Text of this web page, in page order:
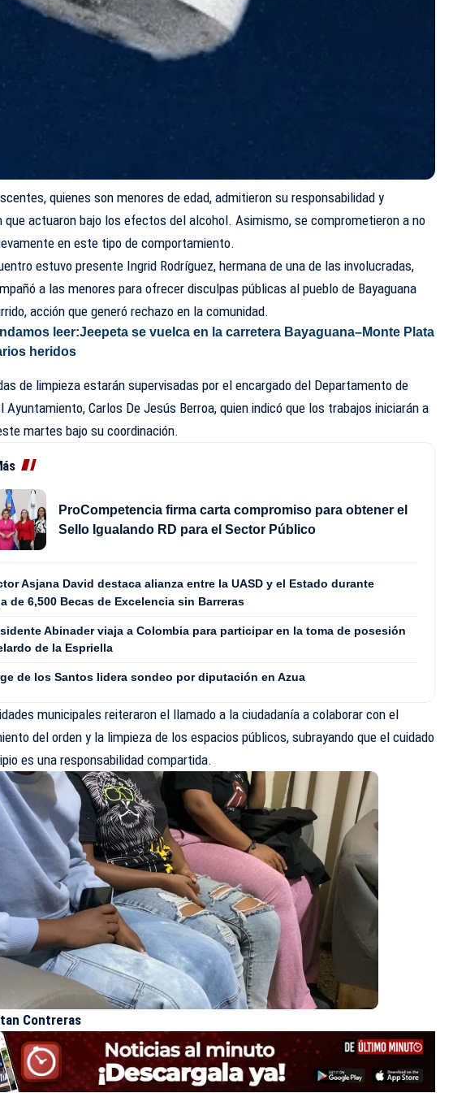
quienes son menores de edad, admitieron su responsabilidad y
que actuaron bajo los efectos del alcohol. Asimismo, se comprometieron a no
en este tipo de comportamiento.
estuvo presente Ingrid Rodríguez, hermana de una de las involucradas,
a las menores para ofrecer disculpas públicas al pueblo de Bayaguana
acción que generó rechazo en la comunidad.
leer:Jeepeta se vuelca en la carretera Bayaguana–Monte Plata
heridos
de limpieza estarán supervisadas por el encargado del Departamento de
Ayuntamiento, Carlos De Jesús Berroa, quien indicó que los trabajos iniciarán a
martes bajo su coordinación.
ProCompetencia firma carta compromiso para obtener el
Sello Igualando RD para el Sector Público
Asjana David destaca alianza entre la UASD y el Estado durante
de 6,500 Becas de Excelencia sin Barreras
Abinader viaja a Colombia para participar en la toma de posesión
de la Espriella
de los Santos lidera sondeo por diputación en Azua
municipales reiteraron el llamado a la ciudadanía a colaborar con el
del orden y la limpieza de los espacios públicos, subrayando que el cuidado
es una responsabilidad compartida.
Contreras